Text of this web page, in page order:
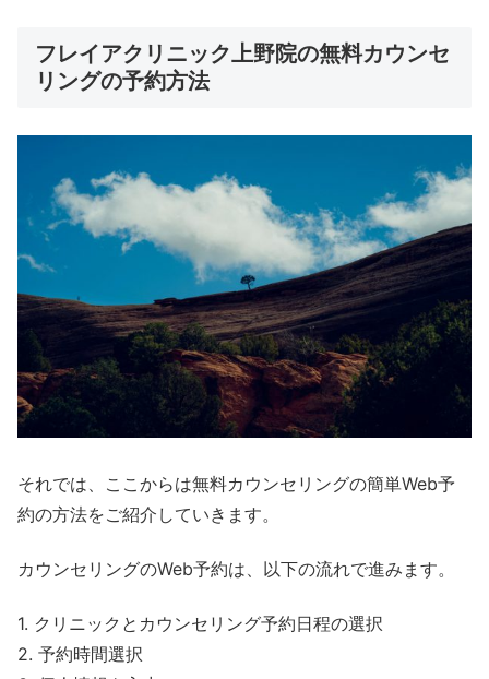
フレイアクリニック上野院の無料カウンセ
リングの予約方法
それでは、ここからは無料カウンセリングの簡単Web予
約の方法をご紹介していきます。
カウンセリングのWeb予約は、以下の流れで進みます。
1. クリニックとカウンセリング予約日程の選択
2. 予約時間選択